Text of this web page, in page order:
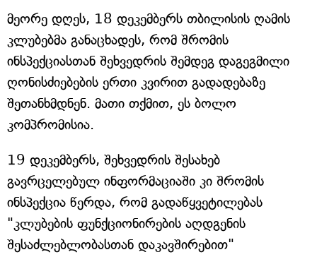
მეორე დღეს, 18 დეკემბერს თბილისის ღამის
კლუბებმა განაცხადეს, რომ შრომის
ინსპექციასთან შეხვედრის შემდეგ დაგეგმილი
ღონისძიებების ერთი კვირით გადადებაზე
შეთანხმდნენ. მათი თქმით, ეს ბოლო
კომპრომისია.
19 დეკემბერს, შეხვედრის შესახებ
გავრცელებულ ინფორმაციაში კი შრომის
ინსპექცია წერდა, რომ გადაწყვეტილებას
"კლუბების ფუნქციონირების აღდგენის
შესაძლებლობასთან დაკავშირებით"